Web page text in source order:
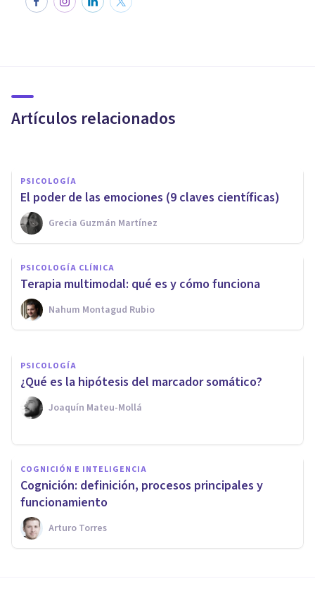
Artículos relacionados
negativas: 9 consejos
PSICOLOGÍA
El poder de las emociones (9 claves científicas)
Grecia Guzmán Martínez
PSICOLOGÍA CLÍNICA
Terapia multimodal: qué es y cómo funciona
Nahum Montagud Rubio
PSICOLOGÍA
Emociones negativas: ¿pueden
tener un impacto positivo?
Terapéutica En Alza
PSICOLOGÍA
¿Qué es la hipótesis del marcador somático?
Joaquín Mateu-Mollá
COGNICIÓN E INTELIGENCIA
​Cognición: definición, procesos principales y
funcionamiento
Arturo Torres